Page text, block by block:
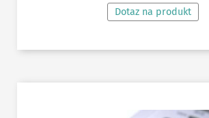
Dotaz na produkt